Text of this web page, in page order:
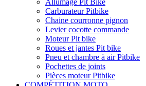
Allumage Pit Bike
Carburateur Pitbike
Chaine courronne pignon
Levier cocotte commande
Moteur Pit bike
Roues et jantes Pit bike
Pneu et chambre à air Pitbike
Pochettes de joints
Pièces moteur Pitbike